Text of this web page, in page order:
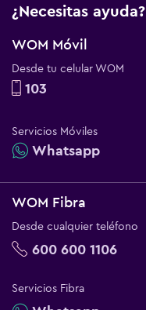
¿Necesitas ayuda?
WOM Móvil
Desde tu celular WOM
103
Servicios Móviles
Whatsapp
WOM Fibra
Desde cualquier teléfono
600 600 1106
Servicios Fibra